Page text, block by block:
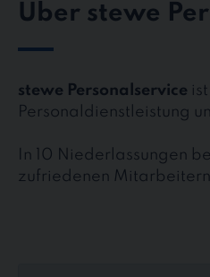
Über stewe
stewe Personalservice
Personaldienstleistung
In 10 Niederlassungen
zufriedenen